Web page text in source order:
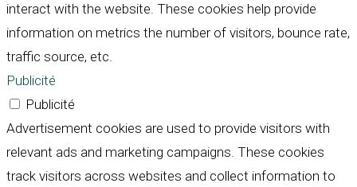
interact with the website. These cookies help provide
information on metrics the number of visitors, bounce rate,
traffic source, etc.
Publicité
Publicité
Advertisement cookies are used to provide visitors with
relevant ads and marketing campaigns. These cookies
track visitors across websites and collect information to